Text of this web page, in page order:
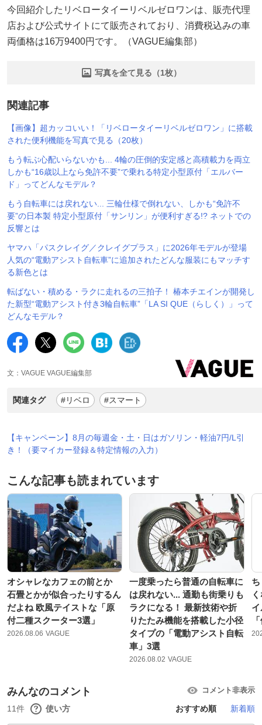
今回紹介したリベロータイーリベルゼロワンは、販売代理
店および公式サイトにて販売されており、消費税込みの車
両価格は16万9400円です。（VAGUE編集部）
写真を全て見る（1枚）
関連記事
【画像】超カッコいい！「リベロータイーリベルゼロワン」に搭載
された便利機能を写真で見る（20枚）
もう転ぶ心配いらないかも... 4輪の圧倒的安定感と高積載力を両立
しかも“16歳以上なら免許不要”で乗れる特定小型原付「エルバー
ド」ってどんなモデル？
もう自転車には戻れない... 三輪仕様で倒れない、しかも“免許不
要”の日本製 特定小型原付「サンリン」が便利すぎる!? ネットでの
反響とは
ヤマハ「パスクレイグ／クレイグプラス」に2026年モデルが登場
人気の“電動アシスト自転車”に追加されたどんな服装にもマッチす
る新色とは
転ばない・積める・ラクに走れるの三拍子！ 椿本チエインが開発し
た新型“電動アシスト付き3輪自転車”「LA SI QUE（らしく）」って
どんなモデル？
文：VAGUE VAGUE編集部
関連タグ #リベロ #スマート
【キャンペーン】8月の毎週金・土・日はガソリン・軽油7円/L引
き！（要マイカー登録＆特定情報の入力）
こんな記事も読まれています
オシャレなカフェの前とか
石畳とかが似合ったりするん
だよね 欧風テイストな「原
付二種スクーター3選」
2026.08.06 VAGUE
一度乗ったら普通の自転車に
は戻れない... 通勤も街乗りも
ラクになる！ 最新技術や折
りたたみ機能を搭載した小径
タイプの「電動アシスト自転
車」3選
2026.08.02 VAGUE
みんなのコメント コメント非表示
11件 使い方 おすすめ順 新着順